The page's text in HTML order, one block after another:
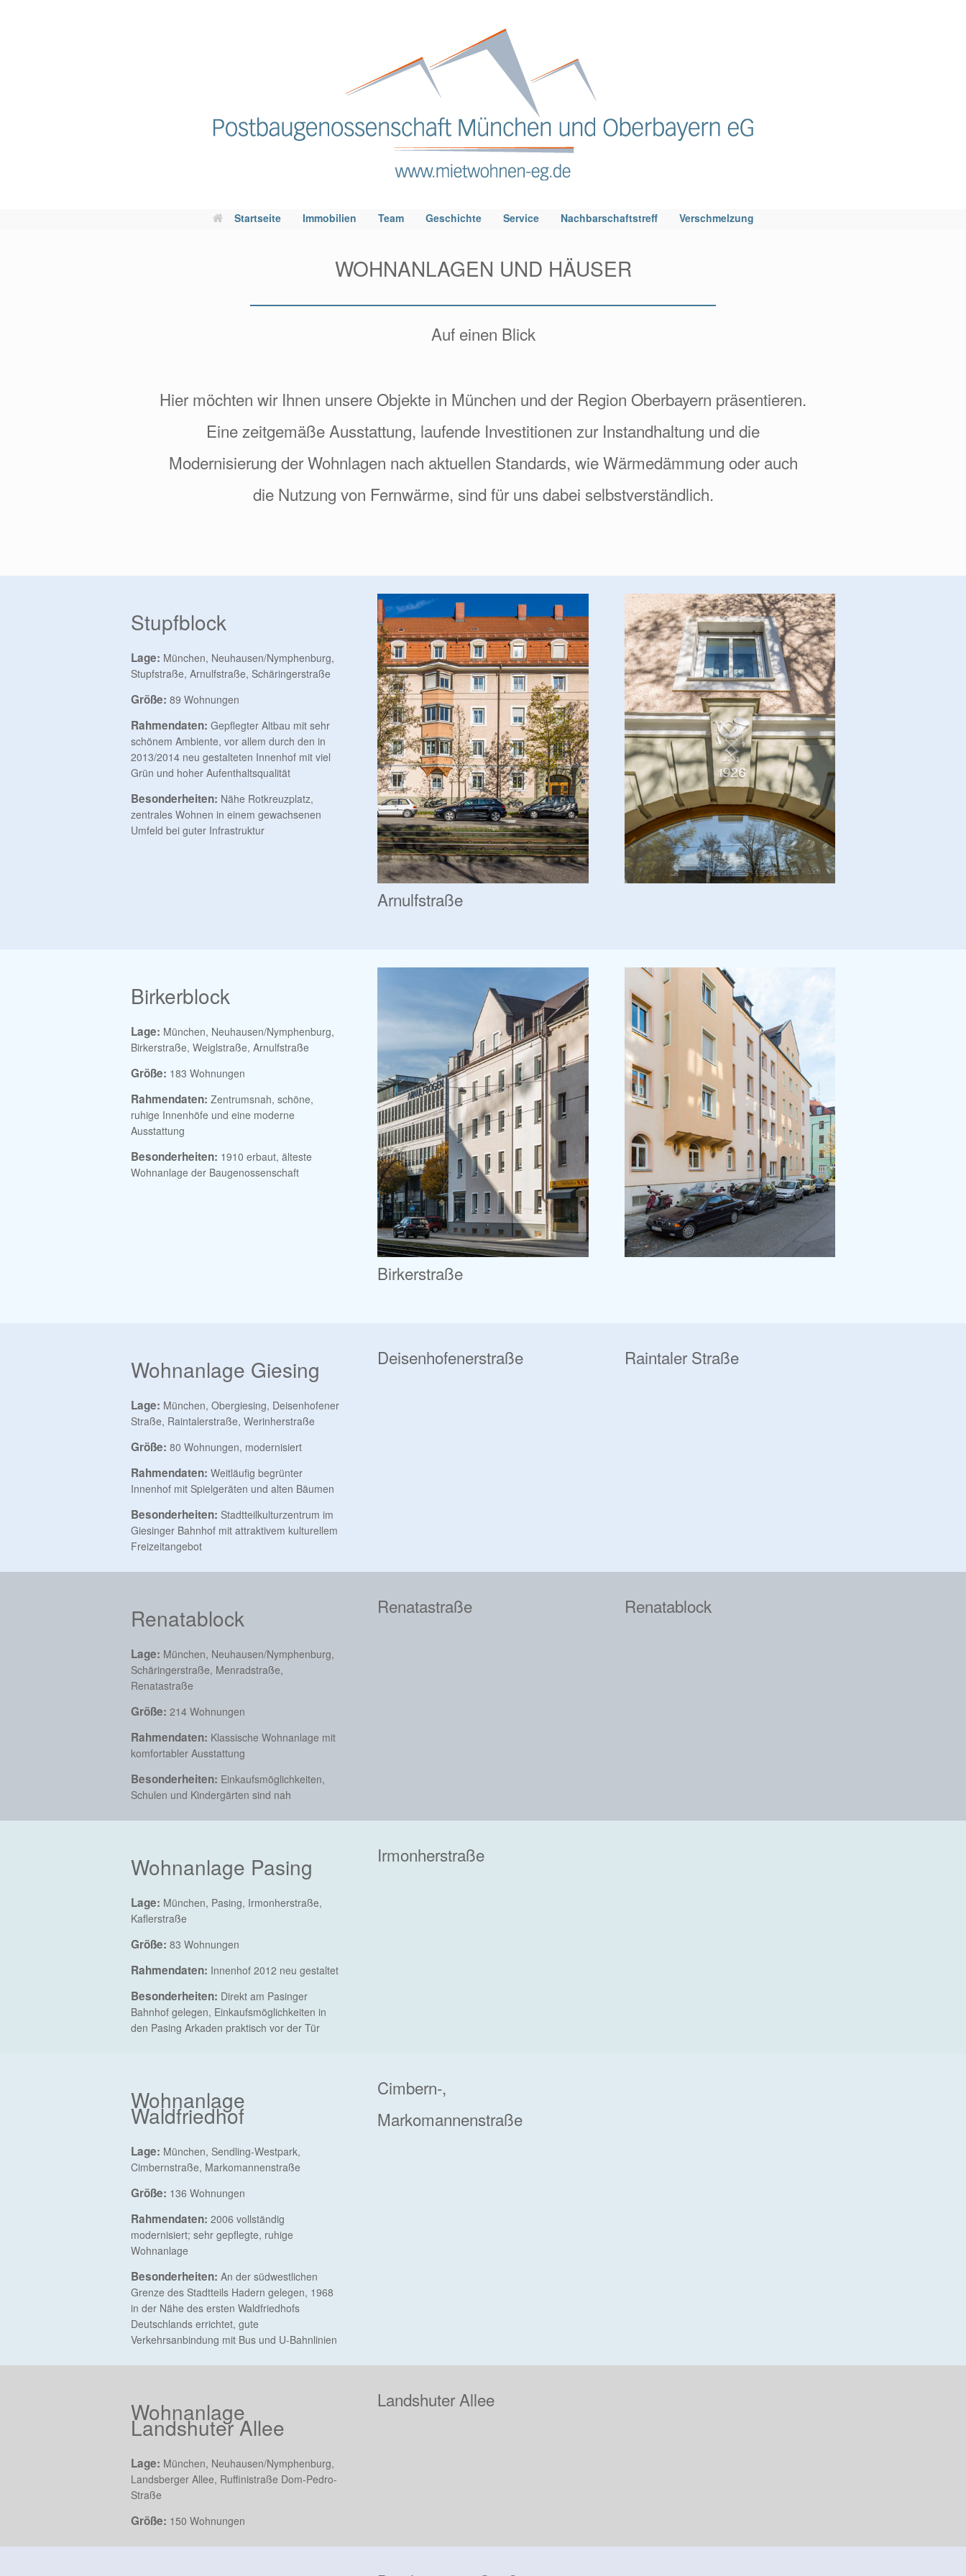
Startseite Immobilien Team Geschichte Service Nachbarschaftstreff Verschmelzung
WOHNANLAGEN UND HÄUSER
Auf einen Blick
Hier möchten wir Ihnen unsere Objekte in München und der Region Oberbayern präsentieren.
Eine zeitgemäße Ausstattung, laufende Investitionen zur Instandhaltung und die
Modernisierung der Wohnlagen nach aktuellen Standards, wie Wärmedämmung oder auch
die Nutzung von Fernwärme, sind für uns dabei selbstverständlich.
Stupfblock
Lage: München, Neuhausen/Nymphenburg,
Stupfstraße, Arnulfstraße, Schäringerstraße
Größe: 89 Wohnungen
Rahmendaten: Gepflegter Altbau mit sehr
schönem Ambiente, vor allem durch den in
2013/2014 neu gestalteten Innenhof mit viel
Grün und hoher Aufenthaltsqualität
Besonderheiten: Nähe Rotkreuzplatz,
zentrales Wohnen in einem gewachsenen
Umfeld bei guter Infrastruktur
Arnulfstraße
Birkerblock
Lage: München, Neuhausen/Nymphenburg,
Birkerstraße, Weiglstraße, Arnulfstraße
Größe: 183 Wohnungen
Rahmendaten: Zentrumsnah, schöne,
ruhige Innenhöfe und eine moderne
Ausstattung
Besonderheiten: 1910 erbaut, älteste
Wohnanlage der Baugenossenschaft
Birkerstraße
Wohnanlage Giesing
Lage: München, Obergiesing, Deisenhofener
Straße, Raintalerstraße, Werinherstraße
Größe: 80 Wohnungen, modernisiert
Rahmendaten: Weitläufig begrünter
Innenhof mit Spielgeräten und alten Bäumen
Besonderheiten: Stadtteilkulturzentrum im
Giesinger Bahnhof mit attraktivem kulturellem
Freizeitangebot
Deisenhofenerstraße Raintaler Straße
Renatablock
Lage: München, Neuhausen/Nymphenburg,
Schäringerstraße, Menradstraße,
Renatastraße
Größe: 214 Wohnungen
Rahmendaten: Klassische Wohnanlage mit
komfortabler Ausstattung
Besonderheiten: Einkaufsmöglichkeiten,
Schulen und Kindergärten sind nah
Renatastraße Renatablock
Wohnanlage Pasing
Lage: München, Pasing, Irmonherstraße,
Kaflerstraße
Größe: 83 Wohnungen
Rahmendaten: Innenhof 2012 neu gestaltet
Besonderheiten: Direkt am Pasinger
Bahnhof gelegen, Einkaufsmöglichkeiten in
den Pasing Arkaden praktisch vor der Tür
Irmonherstraße
Wohnanlage
Waldfriedhof
Lage: München, Sendling-Westpark,
Cimbernstraße, Markomannenstraße
Größe: 136 Wohnungen
Rahmendaten: 2006 vollständig
modernisiert; sehr gepflegte, ruhige
Wohnanlage
Besonderheiten: An der südwestlichen
Grenze des Stadtteils Hadern gelegen, 1968
in der Nähe des ersten Waldfriedhofs
Deutschlands errichtet, gute
Verkehrsanbindung mit Bus und U-Bahnlinien
Cimbern-,
Markomannenstraße
Wohnanlage
Landshuter Allee
Lage: München, Neuhausen/Nymphenburg,
Landsberger Allee, Ruffinistraße Dom-Pedro-
Straße
Größe: 150 Wohnungen
Landshuter Allee